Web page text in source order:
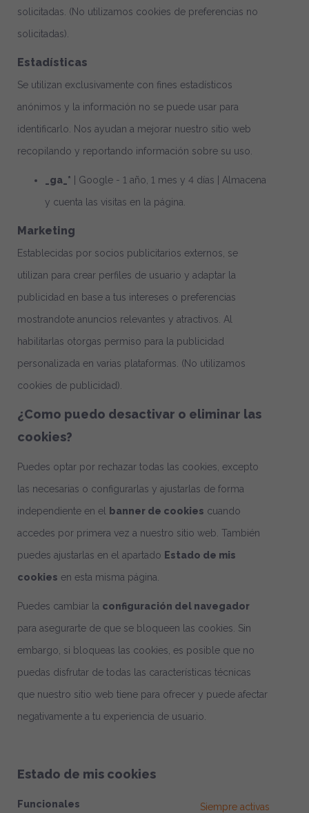
solicitadas. (No utilizamos cookies de preferencias no
solicitadas).
Estadísticas
Se utilizan exclusivamente con fines estadísticos
anónimos y la información no se puede usar para
identificarlo. Nos ayudan a mejorar nuestro sitio web
recopilando y reportando información sobre su uso.
_ga_* | Google - 1 año, 1 mes y 4 días | Almacena
y cuenta las visitas en la página.
Marketing
Establecidas por socios publicitarios externos, se
utilizan para crear perfiles de usuario y adaptar la
publicidad en base a tus intereses o preferencias
mostrandote anuncios relevantes y atractivos. Al
habilitarlas otorgas permiso para la publicidad
personalizada en varias plataformas. (No utilizamos
cookies de publicidad).
¿Como puedo desactivar o eliminar las
cookies?
Puedes optar por rechazar todas las cookies, excepto
las necesarias o configurarlas y ajustarlas de forma
independiente en el
banner de cookies cuando
accedes por primera vez a nuestro sitio web. También
puedes ajustarlas en el apartado Estado de mis
cookies en esta misma página.
Puedes cambiar la configuración del navegador
para asegurarte de que se bloqueen las cookies. Sin
embargo, si bloqueas las cookies, es posible que no
puedas disfrutar de todas las características técnicas
que nuestro sitio web tiene para ofrecer y puede afectar
negativamente a tu experiencia de usuario.
Estado de mis cookies
Funcionales Siempre activas